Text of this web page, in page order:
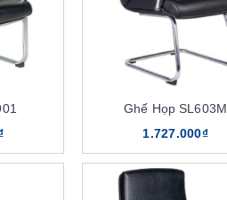
Ghế Họp SL603M
1.727.000₫